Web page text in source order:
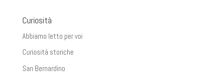
Curiosità
Abbiamo letto per voi
Curiosità storiche
San Bernardino